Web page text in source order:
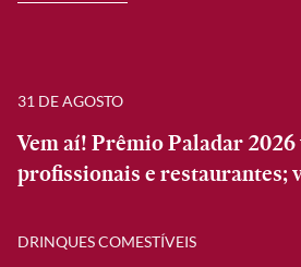
31 DE AGOSTO
Vem aí! Prêmio Paladar
profissionais e restaurantes;
DRINQUES COMESTÍVEIS